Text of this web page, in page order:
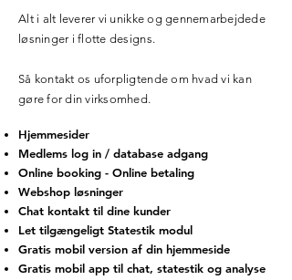
Alt i alt leverer vi unikke og gennemarbejdede
løsninger i flotte designs.
Så kontakt os uforpligtende om hvad vi kan
gøre for din virksomhed.
Hjemmesider
Medlems log in / database adgang
Online booking - Online betaling
Webshop løsninger
Chat kontakt til dine kunder
Let tilgængeligt Statestik modul
Gratis mobil version af din hjemmeside
Gratis mobil app til chat, statestik og analyse